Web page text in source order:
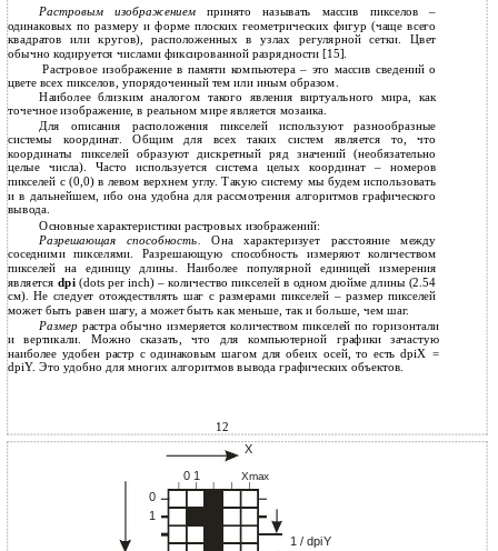
Растровым изображением принято называть массив пикселов –
одинаковых по размеру и форме плоских геометрических фигур (чаще всего
квадратов или кругов), расположенных в узлах регулярной сетки. Цвет
обычно кодируется числами фиксированной разрядности [15].
Растровое изображение в памяти компьютера – это массив сведений о
цвете всех пикселов, упорядоченный тем или иным образом.
Наиболее близким аналогом такого явления виртуального мира, как
точечное изображение, в реальном мире является мозаика.
Для описания расположения пикселей используют разнообразные
системы координат. Общим для всех таких систем является то, что
координаты пикселей образуют дискретный ряд значений (необязательно
целые числа). Часто используется система целых координат – номеров
пикселей с (0,0) в левом верхнем углу. Такую систему мы будем использовать
и в дальнейшем, ибо она удобна для рассмотрения алгоритмов графического
вывода.
Основные характеристики растровых изображений:
Разрешающая способность.Она характеризует расстояние между
соседними пикселями. Разрешающую способность измеряют количеством
пикселей на единицу длины. Наиболее популярной единицей измерения
является dpi(dots per inch) – количество пикселей в одном дюйме длины (2.54
см). Не следует отождествлять шаг с размерами пикселей – размер пикселей
может быть равен шагу, а может быть как меньше, так и больше, чем шаг.
Размер растра обычно измеряется количеством пикселей по горизонтали
и вертикали. Можно сказать, что для компьютерной графики зачастую
наиболее удобен растр с одинаковым шагом для обеих осей, то есть dpiX =
dpiY. Это удобно для многих алгоритмов вывода графических объектов.
12
X
0 1
Xmax
0
1
1 / dpiY